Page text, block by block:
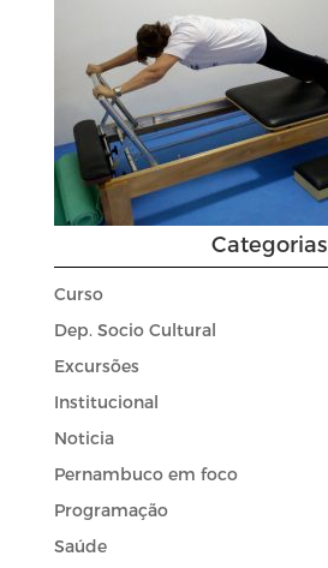
Categorias
Curso
Dep. Socio Cultural
Excursões
Institucional
Noticia
Pernambuco em foco
Programação
Saúde